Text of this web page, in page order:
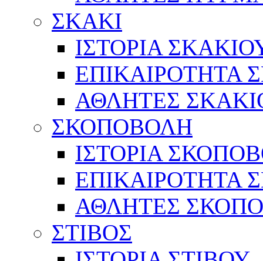
ΣΚΑΚΙ
ΙΣΤΟΡΙΑ
ΕΠΙΚΑΙΡΟΤΗΤΑ
ΑΘΛΗΤΕΣ
ΣΚΟΠΟΒΟΛΗ
ΙΣΤΟΡΙΑ
ΕΠΙΚΑΙΡΟΤΗΤΑ
ΑΘΛΗΤΕΣ
ΣΤΙΒΟΣ